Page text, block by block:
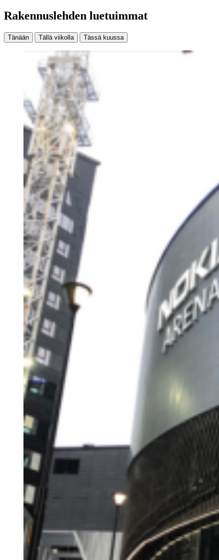
Rakennuslehden luetuimmat
Tänään Tällä viikolla Tässä kuussa